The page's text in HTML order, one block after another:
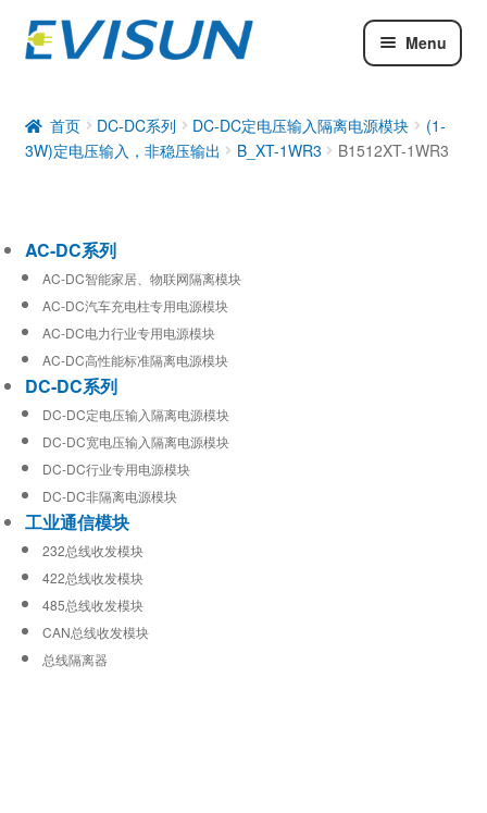
Menu
DC-DC系列
工业通信模块
首页 DC-DC系列 DC-DC定电压输入隔离电源模块
(1-
3W)定电压输入，非稳压输出
B_XT-1WR3 B1512XT-1WR3
AC-DC系列
AC-DC智能家居、物联网隔离模块
AC-DC汽车充电柱专用电源模块
AC-DC电力行业专用电源模块
AC-DC高性能标准隔离电源模块
DC-DC系列
DC-DC定电压输入隔离电源模块
DC-DC宽电压输入隔离电源模块
DC-DC行业专用电源模块
DC-DC非隔离电源模块
工业通信模块
232总线收发模块
422总线收发模块
485总线收发模块
CAN总线收发模块
总线隔离器